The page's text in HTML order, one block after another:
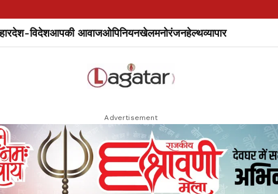
देश-विदेशआपकी आवाजओपिनियनखेलमनोरंजनहेल्थव्यापार
Advertisement